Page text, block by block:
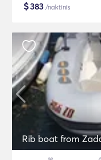
$383 /naktinis
Rib boat from